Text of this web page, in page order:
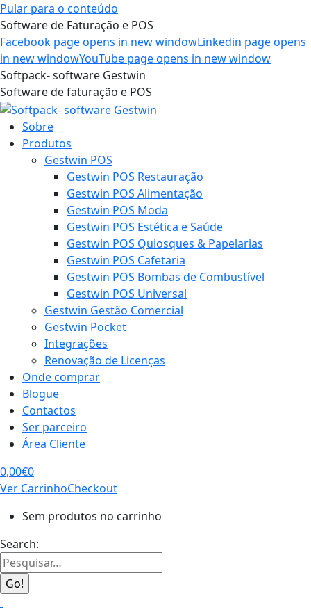
Pular para o conteúdo
Software de Faturação e POS
Facebook page opens in new windowLinkedin page opens
in new windowYouTube page opens in new window
Softpack- software Gestwin
Software de faturação e POS
Sobre
Produtos
Gestwin POS
Gestwin POS Restauração
Gestwin POS Alimentação
Gestwin POS Moda
Gestwin POS Estética e Saúde
Gestwin POS Quiosques & Papelarias
Gestwin POS Cafetaria
Gestwin POS Bombas de Combustível
Gestwin POS Universal
Gestwin Gestão Comercial
Gestwin Pocket
Integrações
Renovação de Licenças
Onde comprar
Blogue
Contactos
Ser parceiro
Área Cliente
0,00€0
Ver CarrinhoCheckout
Sem produtos no carrinho
Search: